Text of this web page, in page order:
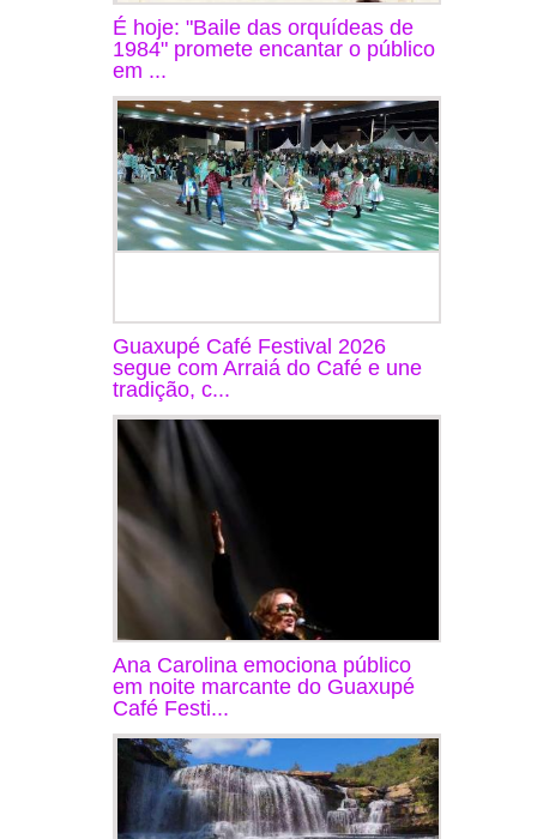
É hoje: "Baile das orquídeas de
1984" promete encantar o público
em ...
Guaxupé Café Festival 2026
segue com Arraiá do Café e une
tradição, c...
Ana Carolina emociona público
em noite marcante do Guaxupé
Café Festi...